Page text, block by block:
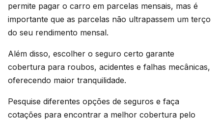
permite pagar o carro em parcelas mensais, mas é
importante que as parcelas não ultrapassem um terço
do seu rendimento mensal.
Além disso, escolher o seguro certo garante
cobertura para roubos, acidentes e falhas mecânicas,
oferecendo maior tranquilidade.
Pesquise diferentes opções de seguros e faça
cotações para encontrar a melhor cobertura pelo